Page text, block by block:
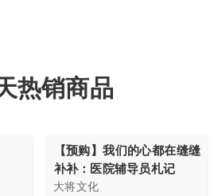
热销商品
【预购】我们的心都在缝缝
补补：医院辅导员札记
大将文化